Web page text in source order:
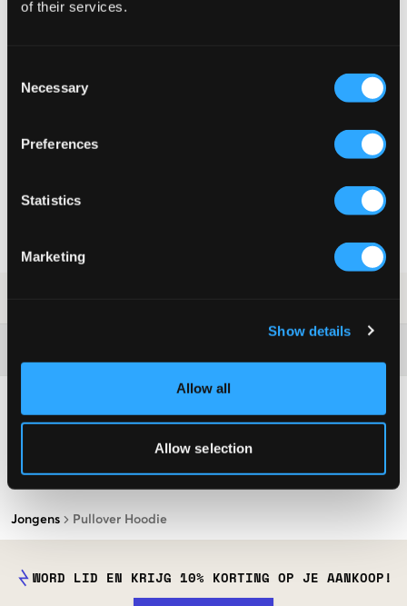
of their services.
Selection
Necessary
Preferences
Statistics
Marketing
Show details
Allow all
Allow selection
Jongens Pullover Hoodie
Te groot
Recht op herroeping binnen 60 dagen
WORD LID EN KRIJG 10% KORTING OP JE AANKOOP!